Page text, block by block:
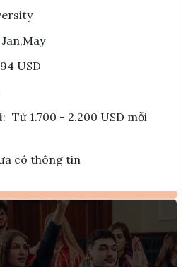
Jan,May
USD
: Từ 1.700 - 2.200 USD mỗi
có thông tin
Ghi danh
Tham vấn Interlink